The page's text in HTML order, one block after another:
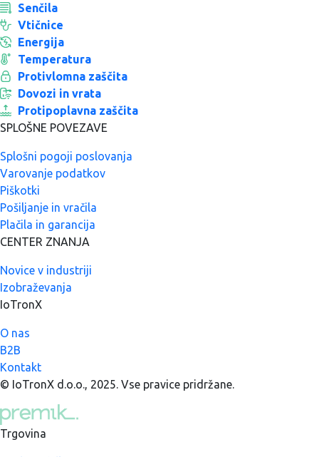
Senčila
Vtičnice
Energija
Temperatura
Protivlomna zaščita
Dovozi in vrata
Protipoplavna zaščita
SPLOŠNE POVEZAVE
Splošni pogoji poslovanja
Varovanje podatkov
Piškotki
Pošiljanje in vračila
Plačila in garancija
CENTER ZNANJA
Novice v industriji
Izobraževanja
IoTronX
O nas
B2B
Kontakt
© IoTronX d.o.o., 2025. Vse pravice pridržane.
Trgovina